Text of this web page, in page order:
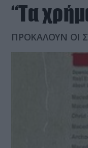
“Τα
ΠΡΟΚΑΛΟΥΝ ΟΙ